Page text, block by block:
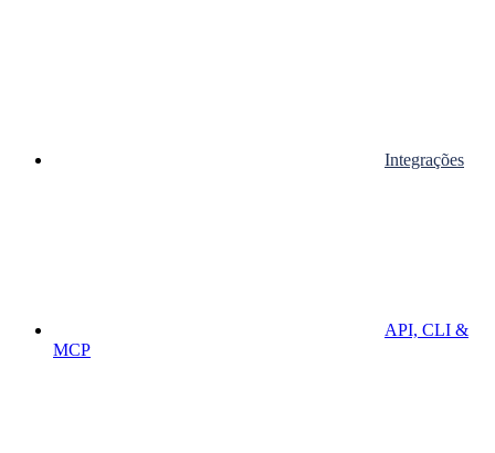
Integrações
API, CLI &
MCP